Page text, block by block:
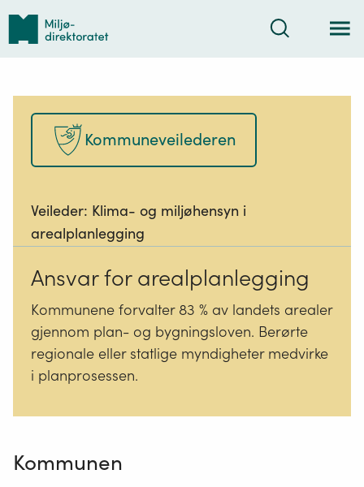
Tilbake
forsiden
Søk
Kommuneveilederen
Veileder: Klima- og miljøhensyn i
arealplanlegging
Ansvar for arealplanlegging
Kommunene forvalter 83 % av landets arealer
gjennom plan- og bygningsloven. Berørte
regionale eller statlige myndigheter medvirke
i planprosessen.
Kommunen